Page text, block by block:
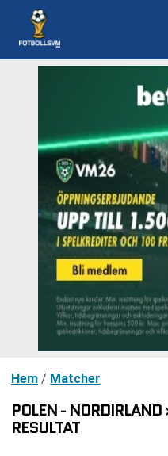
Hem / Matcher
POLEN -
RESULTAT